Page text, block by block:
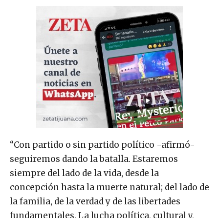
“Con partido o sin partido político -afirmó-
seguiremos dando la batalla. Estaremos
siempre del lado de la vida, desde la
concepción hasta la muerte natural; del lado de
la familia, de la verdad y de las libertades
fundamentales. La lucha política, cultural y,